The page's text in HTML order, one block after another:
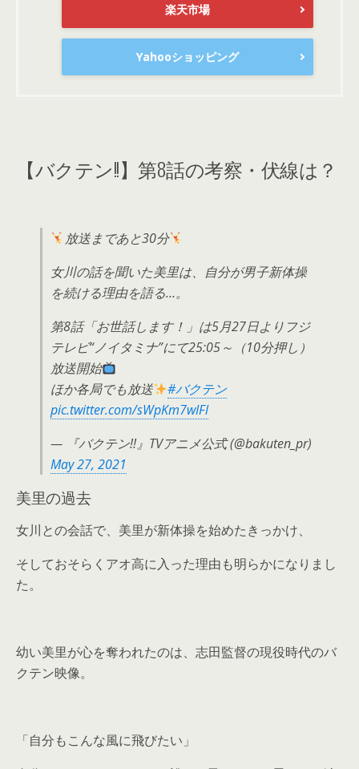
楽天市場
Yahooショッピング
【バクテン!!】第8話の考察・伏線は？
放送まであと30分
女川の話を聞いた美里は、自分が男子新体操
を続ける理由を語る…。
第8話「お世話します！」は5月27日よりフジ
テレビ“ノイタミナ”にて25:05～（10分押し）
放送開始
ほか各局でも放送
#バクテン
pic.twitter.com/sWpKm7wIFl
— 『バクテン!!』TVアニメ公式 (@bakuten_pr)
May 27, 2021
美里の過去
女川との会話で、美里が新体操を始めたきっかけ、
そしておそらくアオ高に入った理由も明らかになりまし
た。
幼い美里が心を奪われたのは、志田監督の現役時代のバ
クテン映像。
「自分もこんな風に飛びたい」